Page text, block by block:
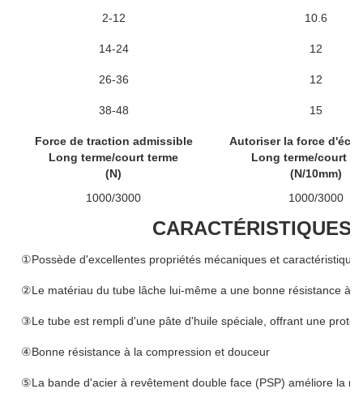
2-12 10.6
14-24 12
26-36 12
38-48 15
Force de traction admissible
Long terme/court terme
(N)
Autoriser la force
Long terme/court
(N/10mm)
1000/3000
1000/3000
CARACTÉRISTIQUES
①Possède d'excellentes propriétés mécaniques et
②Le matériau du tube lâche lui-même a une bonne résistance à
③Le tube est rempli d'une pâte d'huile spéciale, offrant une
④Bonne résistance à la compression et douceur
⑤La bande d'acier à revêtement double face (PSP) améliore la